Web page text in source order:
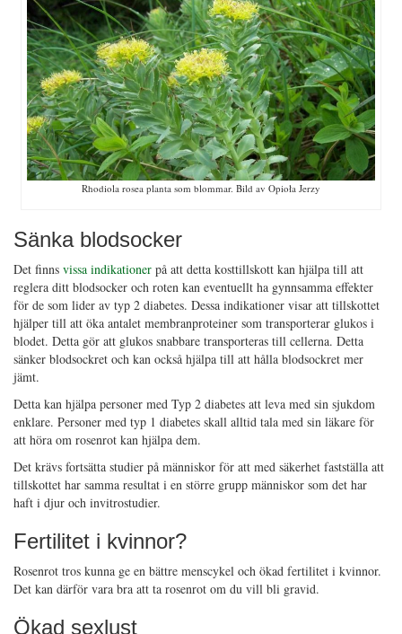
Rhodiola rosea planta som blommar. Bild av Opioła Jerzy
Sänka blodsocker
Det finns vissa indikationer på att detta kosttillskott kan hjälpa till att
reglera ditt blodsocker och roten kan eventuellt ha gynnsamma effekter
för de som lider av typ 2 diabetes. Dessa indikationer visar att tillskottet
hjälper till att öka antalet membranproteiner som transporterar glukos i
blodet. Detta gör att glukos snabbare transporteras till cellerna. Detta
sänker blodsockret och kan också hjälpa till att hålla blodsockret mer
jämt.
Detta kan hjälpa personer med Typ 2 diabetes att leva med sin sjukdom
enklare. Personer med typ 1 diabetes skall alltid tala med sin läkare för
att höra om rosenrot kan hjälpa dem.
Det krävs fortsätta studier på människor för att med säkerhet fastställa att
tillskottet har samma resultat i en större grupp människor som det har
haft i djur och invitrostudier.
Fertilitet i kvinnor?
Rosenrot tros kunna ge en bättre menscykel och ökad fertilitet i kvinnor.
Det kan därför vara bra att ta rosenrot om du vill bli gravid.
Ökad sexlust